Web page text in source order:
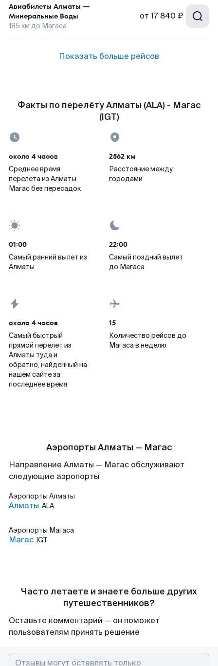
Авиабилеты Алматы —
Минеральные Воды
185 км до Магаса
от 17 840 ₽
Показать больше рейсов
Факты по перелёту Алматы (ALA) - Магас
(IGT)
около 4 часов
Среднее время
перелета из Алматы
Магас без пересадок
2562 км
Расстояние между
городами
01:00
Самый ранний вылет из
Алматы
22:00
Самый поздний вылет
до Магаса
около 4 часов
Самый быстрый
прямой перелет из
Алматы туда и
обратно, найденный на
нашем сайте за
последнее время
15
Количество рейсов до
Магаса в неделю
Аэропорты Алматы — Магас
Направление Алматы — Магас обслуживают
следующие аэропорты
Аэропорты Алматы
Алматы ALA
Аэропорты Магаса
Магас IGT
Часто летаете и знаете больше других
путешественников?
Оставьте комментарий — он поможет
пользователям принять решение